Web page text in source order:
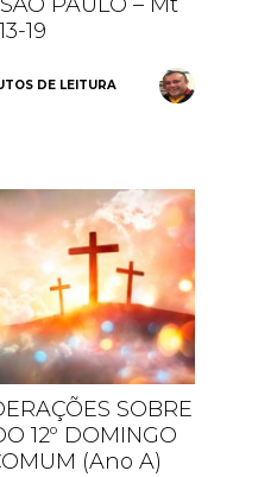
19
DE LEITURA
SOBRE
12º DOMINGO
(Ano A)